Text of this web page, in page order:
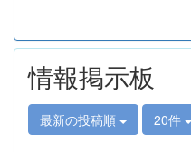
情報掲示板
最新の投稿順 20件